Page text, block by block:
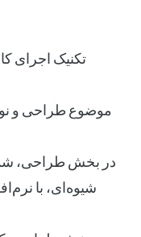
تکنیک اجرای
موضوع طراحی و
در بخش طراحی، شما
شیوه‌ای، با